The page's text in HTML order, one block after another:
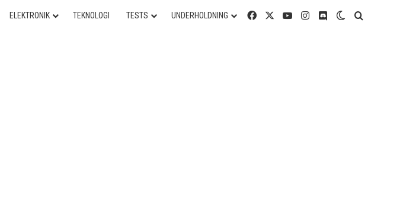
ELEKTRONIK TEKNOLOGI TESTS UNDERHOLDNING FacebookYouTubeInstagram
DiscordSwitch skin